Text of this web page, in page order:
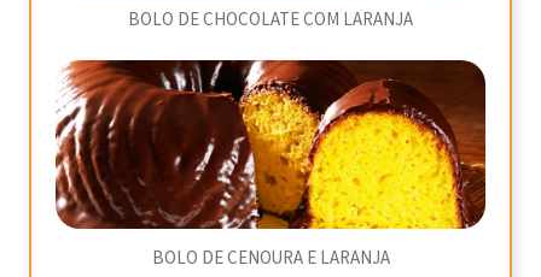
BOLO DE CHOCOLATE COM LARANJA
BOLO DE CENOURA E LARANJA